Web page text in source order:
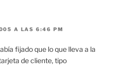
A LAS 6:46 PM
fijado que lo que lleva a la
de cliente, tipo